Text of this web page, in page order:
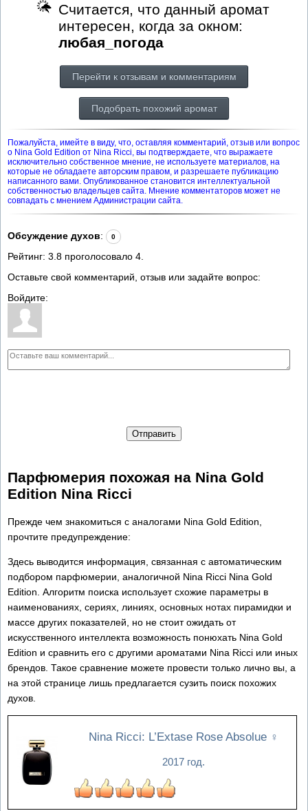
Считается, что данный аромат
интересен, когда за окном:
любая_погода
Перейти к отзывам и комментариям
Подобрать похожий аромат
Пожалуйста, имейте в виду, что, оставляя комментарий, отзыв или вопрос
о Nina Gold Edition от Nina Ricci, вы подтверждаете, что выражаете
исключительно собственное мнение, не используете материалов, на
которые не обладаете авторским правом, и разрешаете публикацию
написанного вами. Опубликованное становится интеллектуальной
собственностью владельцев сайта. Мнение комментаторов может не
совпадать с мнением Администрации сайта.
Обсуждение духов: 0
Рейтинг: 3.8 проголосовало 4
Оставьте свой комментарий, отзыв или задайте вопрос:
Войдите:
Отправить
Парфюмерия похожая на Nina Gold
Edition Nina Ricci
Прежде чем знакомиться с аналогами Nina Gold Edition,
прочтите предупреждение:
Здесь выводится информация, связанная с автоматическим
подбором парфюмерии, аналогичной Nina Ricci Nina Gold
Edition. Алгоритм поиска использует схожие параметры в
наименованиях, сериях, линиях, основных нотах пирамидки и
массе других показателей, но не стоит ожидать от
искусственного интеллекта возможность понюхать Nina Gold
Edition и сравнить его с другими ароматами Nina Ricci или иных
брендов. Такое сравнение можете провести только лично вы, а
на этой странице лишь предлагается сузить поиск похожих
духов.
Nina Ricci: L’Extase Rose Absolue ♀
2017 год.